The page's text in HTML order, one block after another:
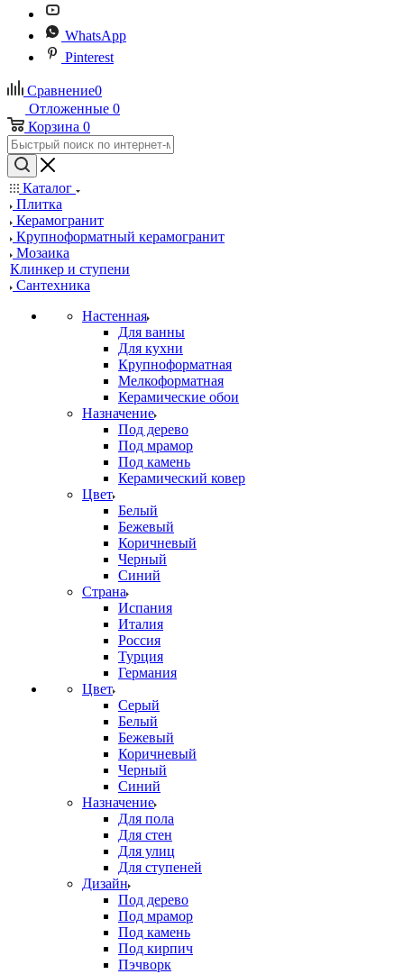
WhatsApp
Pinterest
Сравнение0
Отложенные 0
Корзина 0
Каталог
Плитка
Керамогранит
Крупноформатный керамогранит
Мозаика
Клинкер и ступени
Сантехника
Настенная
Для ванны
Для кухни
Крупноформатная
Мелкоформатная
Керамические обои
Назначение
Под дерево
Под мрамор
Под камень
Керамический ковер
Цвет
Белый
Бежевый
Коричневый
Черный
Синий
Страна
Испания
Италия
Россия
Турция
Германия
Цвет
Серый
Белый
Бежевый
Коричневый
Черный
Синий
Назначение
Для пола
Для стен
Для улиц
Для ступеней
Дизайн
Под дерево
Под мрамор
Под камень
Под кирпич
Пэчворк